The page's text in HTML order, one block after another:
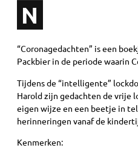
N
“Coronagedachten” is een
Packbier in de periode waarin
Tijdens de “intelligente”
Harold zijn gedachten de vrije
eigen wijze en een beetje in
herinneringen vanaf de
Kenmerken: